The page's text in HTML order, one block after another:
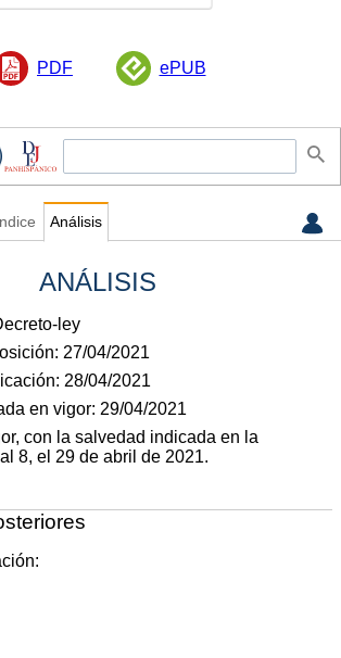
PDF ePUB
Índice Análisis
ANÁLISIS
ley
27/04/2021
28/04/2021
en vigor: 29/04/2021
con la salvedad indicada en la
8, el 29 de abril de 2021.